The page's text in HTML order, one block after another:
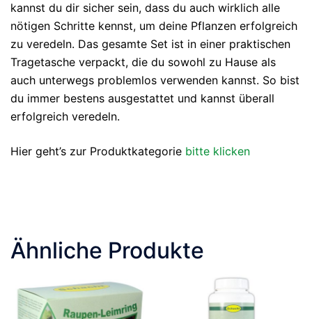
kannst du dir sicher sein, dass du auch wirklich alle
nötigen Schritte kennst, um deine Pflanzen erfolgreich
zu veredeln. Das gesamte Set ist in einer praktischen
Tragetasche verpackt, die du sowohl zu Hause als
auch unterwegs problemlos verwenden kannst. So bist
du immer bestens ausgestattet und kannst überall
erfolgreich veredeln.
Hier geht’s zur Produktkategorie bitte klicken
Ähnliche Produkte